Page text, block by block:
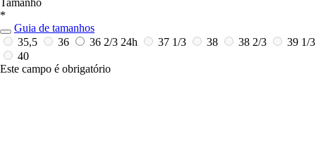
*
Guia de tamanhos
35,5
36 36 2/3 24h 37 1/3 38 38 2/3
39 1/3
40
Este campo é obrigatório